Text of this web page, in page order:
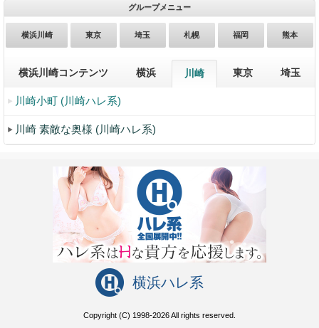
グループメニュー
横浜川崎 東京 埼玉 札幌 福岡 熊本
横浜川崎コンテンツ 横浜 川崎 東京 埼玉
川崎小町 (川崎ハレ系)
川崎 素敵な奥様 (川崎ハレ系)
横浜ハレ系
Copyright (C) 1998-2026 All rights reserved.